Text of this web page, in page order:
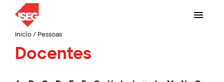
Início/ Pessoas
Docentes